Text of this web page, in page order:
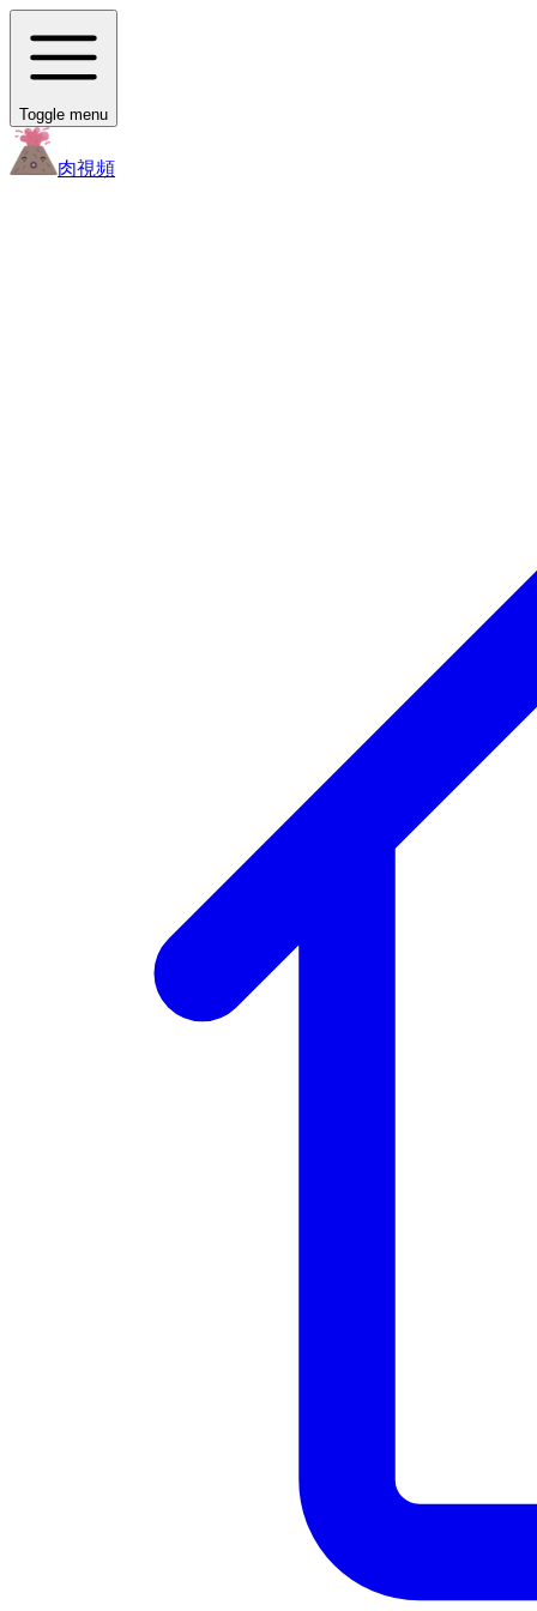
Toggle menu
肉視頻